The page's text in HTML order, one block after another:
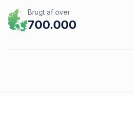
Brugt af over
700.000